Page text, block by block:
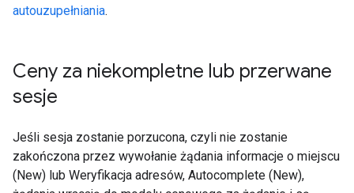
autouzupełniania.
Ceny za niekompletne lub przerwane
sesje
Jeśli sesja zostanie porzucona, czyli nie zostanie
zakończona przez wywołanie żądania informacje o miejscu
(New) lub Weryfikacja adresów, Autocomplete (New),